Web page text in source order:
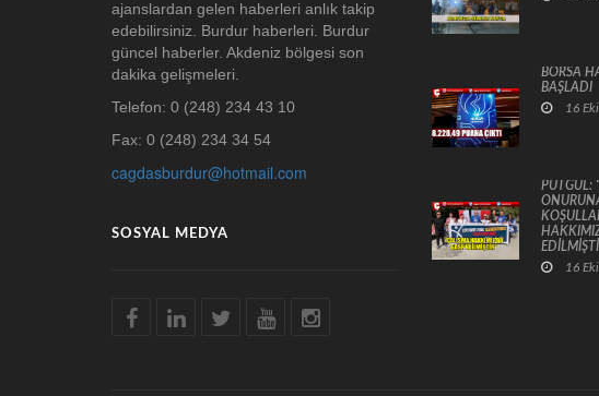
ajanslardan gelen haberleri anlık takip
edebilirsiniz. Burdur haberleri. Burdur
güncel haberler. Akdeniz bölgesi son
dakika gelişmeleri.
Telefon: 0 (248) 234 43 10
Fax: 0 (248) 234 34 54
cagdasburdur@hotmail.com
SOSYAL MEDYA
BORSA
BAŞLADI
16
PUTGÜL:
16